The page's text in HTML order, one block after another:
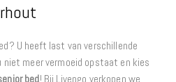
U heeft last van verschillende
niet meer vermoeid opstaat en kies
bed! Bij Livengo verkopen we